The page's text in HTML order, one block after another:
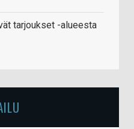
tarjoukset -alueesta